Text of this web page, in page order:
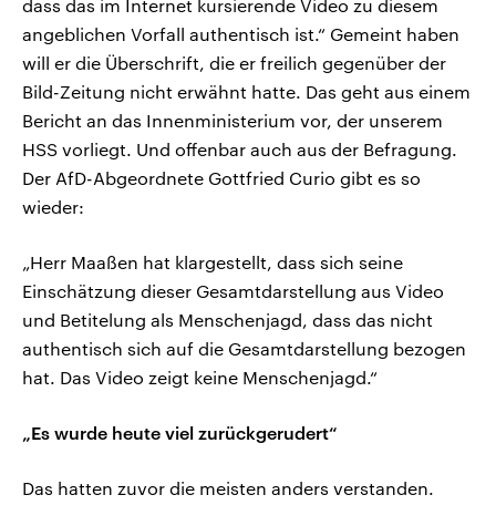
dass das im Internet kursierende Video zu diesem
angeblichen Vorfall authentisch ist.“ Gemeint haben
will er die Überschrift, die er freilich gegenüber der
Bild-Zeitung nicht erwähnt hatte. Das geht aus einem
Bericht an das Innenministerium vor, der unserem
HSS vorliegt. Und offenbar auch aus der Befragung.
Der AfD-Abgeordnete Gottfried Curio gibt es so
wieder:
„Herr Maaßen hat klargestellt, dass sich seine
Einschätzung dieser Gesamtdarstellung aus Video
und Betitelung als Menschenjagd, dass das nicht
authentisch sich auf die Gesamtdarstellung bezogen
hat. Das Video zeigt keine Menschenjagd.“
„Es wurde heute viel zurückgerudert“
Das hatten zuvor die meisten anders verstanden.